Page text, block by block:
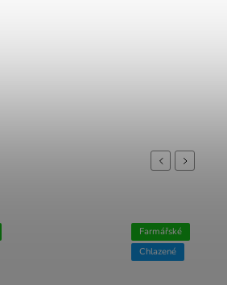
Previous
Farmářské
Chlazené
Next